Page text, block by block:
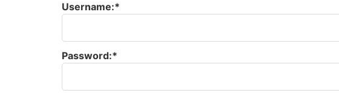
Username:*
Password:*